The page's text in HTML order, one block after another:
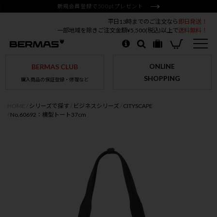
新規会員登録で500ptプレゼント
平日13時までのご注文なら 即日発送！
一部地域を除きご注文金額¥5,500(税込)以上で送料無料！
BERMAS CLUB
購入商品の保証登録・修理など
ONLINE
SHOPPING
シリーズで探す ビジネスシリーズ
CITYSCAPE
No.60692：横型トート37cm